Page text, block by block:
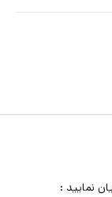
نمایید :